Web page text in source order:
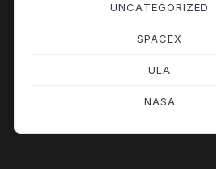
UNCATEGORIZED
SPACEX
ULA
NASA